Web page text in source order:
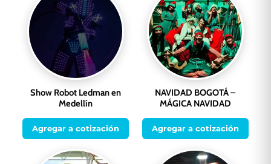
Show Robot Ledman en
Medellín
Agregar a cotización
NAVIDAD BOGOTÁ –
MÁGICA NAVIDAD
Agregar a cotización